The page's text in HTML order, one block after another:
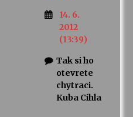
14. 6.
2012
(13:39)
Tak si ho
otevrete
chytraci.
Kuba Cihla